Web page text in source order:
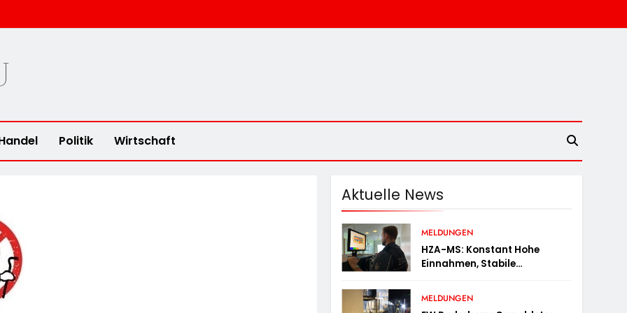
Politik Wirtschaft
Aktuelle News
MELDUNGEN
HZA-MS: Konstant Hohe
Einnahmen, Stabile
Hauptzollamt Münster Zieht
MELDUNGEN